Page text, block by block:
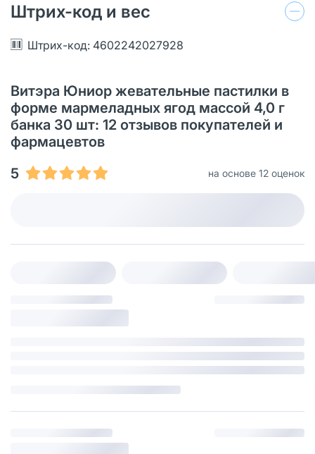
Штрих-код и вес
Штрих-код: 4602242027928
Витэра Юниор жевательные пастилки в
форме мармеладных ягод массой 4,0 г
банка 30 шт: 12 отзывов покупателей и
фармацевтов
5
на основе 12 оценок